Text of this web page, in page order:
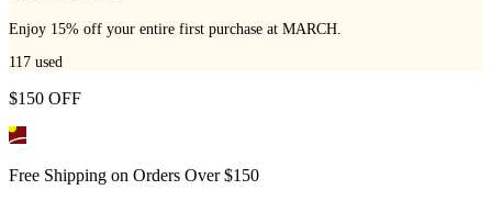
Enjoy 15% off your entire first purchase at MARCH.
117 used
$150 OFF
Free Shipping on Orders Over $150